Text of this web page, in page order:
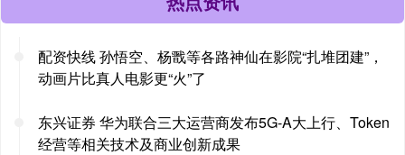
配资快线 孙悟空、杨戬等各路神仙在影院“扎堆团建”，
动画片比真人电影更“火”了
东兴证券 华为联合三大运营商发布5G-A大上行、Token
经营等相关技术及商业创新成果